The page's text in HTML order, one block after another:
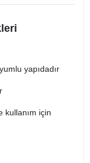
yapıdadır
kullanım için